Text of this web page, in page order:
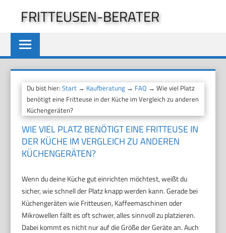
springen
FRITTEUSEN-BERATER
Du bist hier:Start → Kaufberatung → FAQ → Wie viel Platz
benötigt eine Fritteuse in der Küche im Vergleich zu anderen
Küchengeräten?
WIE VIEL PLATZ BENÖTIGT EINE FRITTEUSE IN
DER KÜCHE IM VERGLEICH ZU ANDEREN
KÜCHENGERÄTEN?
Wenn du deine Küche gut einrichten möchtest, weißt du
sicher, wie schnell der Platz knapp werden kann. Gerade bei
Küchengeräten wie Fritteusen, Kaffeemaschinen oder
Mikrowellen fällt es oft schwer, alles sinnvoll zu platzieren.
Dabei kommt es nicht nur auf die Größe der Geräte an. Auch